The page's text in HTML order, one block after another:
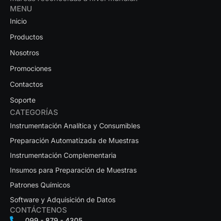
MENU
Inicio
Productos
Nosotros
Promociones
Contactos
Soporte
CATEGORÍAS
Instrumentación Analítica y Consumibles
Preparación Automatizada de Muestras
Instrumentación Complementaria
Insumos para Preparación de Muestras
Patrones Químicos
Software y Adquisición de Datos
CONTÁCTENOS